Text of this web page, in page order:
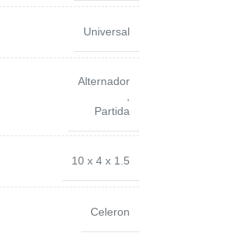
Universal
Alternador
Partida
10 x 4 x 1.5
Celeron